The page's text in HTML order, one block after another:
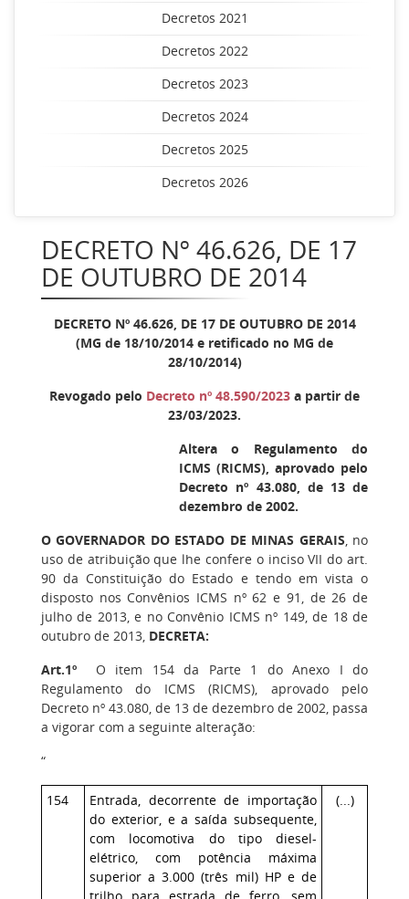
Decretos 2021
Decretos 2022
Decretos 2023
Decretos 2024
Decretos 2025
Decretos 2026
DECRETO Nº 46.626, DE 17
DE OUTUBRO DE 2014
DECRETO Nº 46.626, DE 17 DE OUTUBRO DE 2014
(MG de 18/10/2014 e retificado no MG de
28/10/2014)
Revogado pelo Decreto nº 48.590/2023 a partir de
23/03/2023.
Altera o Regulamento do
ICMS (RICMS), aprovado pelo
Decreto nº 43.080, de 13 de
dezembro de 2002.
O GOVERNADOR DO ESTADO DE MINAS GERAIS, no
uso de atribuição que lhe confere o inciso VII do art.
90 da Constituição do Estado e tendo em vista o
disposto nos Convênios ICMS nº 62 e 91, de 26 de
julho de 2013, e no Convênio ICMS nº 149, de 18 de
outubro de 2013, DECRETA:
Art.1º O item 154 da Parte 1 do Anexo I do
Regulamento do ICMS (RICMS), aprovado pelo
Decreto nº 43.080, de 13 de dezembro de 2002, passa
a vigorar com a seguinte alteração:
“
154
Entrada, decorrente de importação
do exterior, e a saída subsequente,
com locomotiva do tipo diesel-
elétrico, com potência máxima
superior a 3.000 (três mil) HP e de
(...)